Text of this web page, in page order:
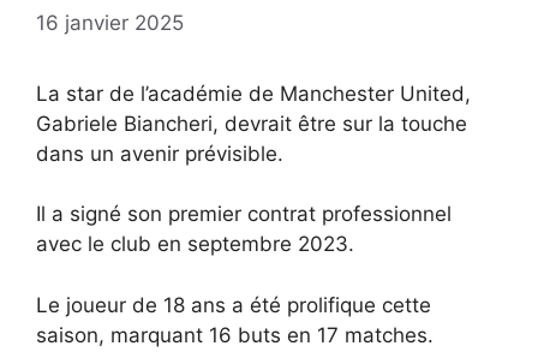
16 janvier 2025
La star de l’académie de Manchester United,
Gabriele Biancheri, devrait être sur la touche
dans un avenir prévisible.
Il a signé son premier contrat professionnel
avec le club en septembre 2023.
Le joueur de 18 ans a été prolifique cette
saison, marquant 16 buts en 17 matches.